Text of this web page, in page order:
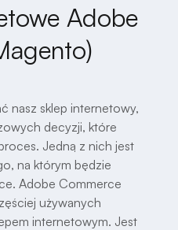
Adobe
nasz sklep internetowy,
decyzji, które
Jedną z nich jest
na którym będzie
Adobe Commerce
używanych
internetowym. Jest